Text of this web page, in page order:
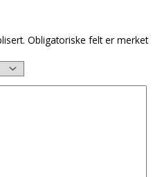
Obligatoriske felt er merket